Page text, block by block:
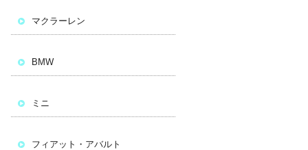
マクラーレン
BMW
ミニ
フィアット・アバルト